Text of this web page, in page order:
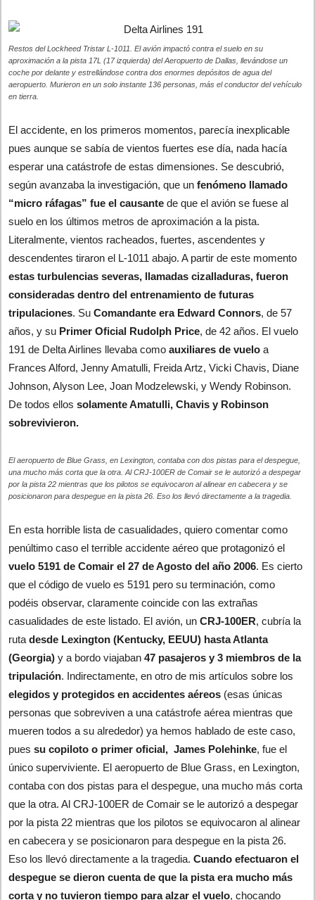
Restos del Lockheed Tristar L-1011. El avión impactó contra el suelo en su
aproximación a la pista 17L (17 izquierda) del Aeropuerto de Dallas, llevándose un
coche por delante y estrellándose contra dos enormes depósitos de agua del
aeropuerto. Murieron en un solo instante 136 personas, más el conductor del vehículo
en tierra.
El accidente, en los primeros momentos, parecía inexplicable
pues aunque se sabía de vientos fuertes ese día, nada hacía
esperar una catástrofe de estas dimensiones. Se descubrió,
según avanzaba la investigación, que un fenómeno llamado
“micro ráfagas” fue el causante de que el avión se fuese al
suelo en los últimos metros de aproximación a la pista.
Literalmente, vientos racheados, fuertes, ascendentes y
descendentes tiraron el L-1011 abajo. A partir de este momento
estas turbulencias severas, llamadas cizalladuras, fueron
consideradas dentro del entrenamiento de futuras
tripulaciones. Su Comandante era Edward Connors, de 57
años, y su Primer Oficial Rudolph Price, de 42 años. El vuelo
191 de Delta Airlines llevaba como auxiliares de vuelo a
Frances Alford, Jenny Amatulli, Freida Artz, Vicki Chavis, Diane
Johnson, Alyson Lee, Joan Modzelewski, y Wendy Robinson.
De todos ellos solamente Amatulli, Chavis y Robinson
sobrevivieron.
El aeropuerto de Blue Grass, en Lexington, contaba con dos pistas para el despegue,
una mucho más corta que la otra. Al CRJ-100ER de Comair se le autorizó a despegar
por la pista 22 mientras que los pilotos se equivocaron al alinear en cabecera y se
posicionaron para despegue en la pista 26. Eso los llevó directamente a la tragedia.
En esta horrible lista de casualidades, quiero comentar como
penúltimo caso el terrible accidente aéreo que protagonizó el
vuelo 5191 de Comair el 27 de Agosto del año 2006. Es cierto
que el código de vuelo es 5191 pero su terminación, como
podéis observar, claramente coincide con las extrañas
casualidades de este listado. El avión, un CRJ-100ER, cubría la
ruta desde Lexington (Kentucky, EEUU) hasta Atlanta
(Georgia) y a bordo viajaban 47 pasajeros y 3 miembros de la
tripulación. Indirectamente, en otro de mis artículos sobre los
elegidos y protegidos en accidentes aéreos (esas únicas
personas que sobreviven a una catástrofe aérea mientras que
mueren todos a su alrededor) ya hemos hablado de este caso,
pues su copiloto o primer oficial, James Polehinke, fue el
único superviviente. El aeropuerto de Blue Grass, en Lexington,
contaba con dos pistas para el despegue, una mucho más corta
que la otra. Al CRJ-100ER de Comair se le autorizó a despegar
por la pista 22 mientras que los pilotos se equivocaron al alinear
en cabecera y se posicionaron para despegue en la pista 26.
Eso los llevó directamente a la tragedia. Cuando efectuaron el
despegue se dieron cuenta de que la pista era mucho más
corta y no tuvieron tiempo para alzar el vuelo, chocando